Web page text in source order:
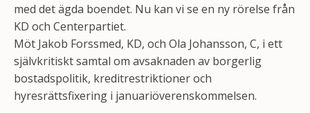
med det ägda boendet. Nu kan vi se en ny rörelse från
KD och Centerpartiet.
Möt Jakob Forssmed, KD, och Ola Johansson, C, i ett
självkritiskt samtal om avsaknaden av borgerlig
bostadspolitik, kreditrestriktioner och
hyresrättsfixering i januariöverenskommelsen.